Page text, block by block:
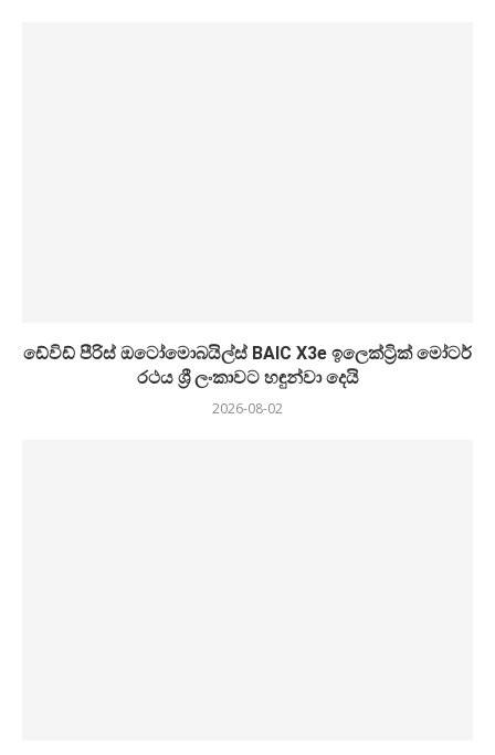
ඩේවිඩ් පීරිස් ඔටෝමොබයිල්ස් BAIC X3e ඉලෙක්ට්‍රික් මෝටර්
රථය ශ්‍රී ලංකාවට හඳුන්වා දෙයි
2026-08-02